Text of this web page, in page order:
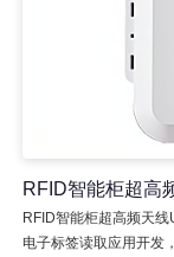
RFID智能柜超高
RFID智能柜超高频天
电子标签读取应用开发